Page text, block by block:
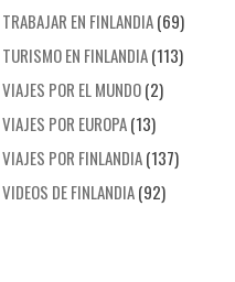
TRABAJAR EN FINLANDIA(69)
TURISMO EN FINLANDIA(113)
VIAJES POR EL MUNDO(2)
VIAJES POR EUROPA(13)
VIAJES POR FINLANDIA(137)
VIDEOS DE FINLANDIA(92)